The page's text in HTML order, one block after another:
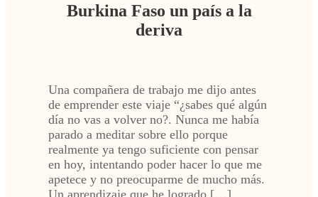
Burkina Faso un país a la
deriva
Una compañera de trabajo me dijo antes
de emprender este viaje “¿sabes qué algún
día no vas a volver no?. Nunca me había
parado a meditar sobre ello porque
realmente ya tengo suficiente con pensar
en hoy, intentando poder hacer lo que me
apetece y no preocuparme de mucho más.
Un aprendizaje que he logrado […]